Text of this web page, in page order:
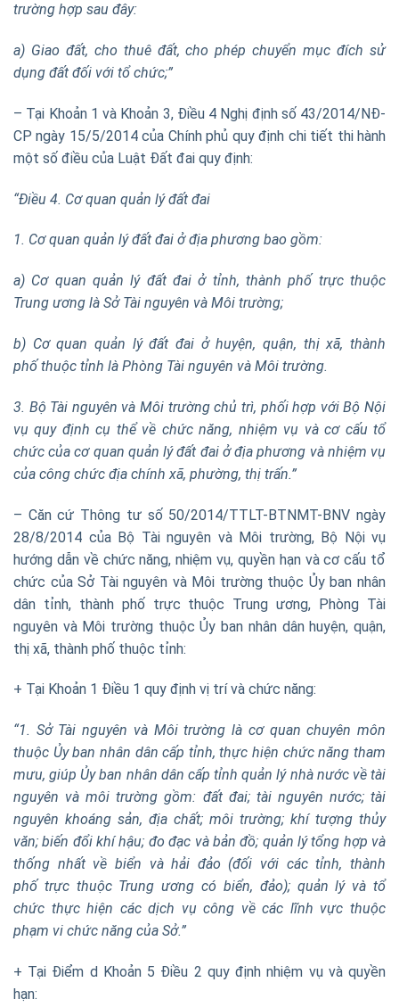
trường hợp sau đây:
a) Giao đất, cho thuê đất, cho phép chuyển mục đích sử
dụng đất đối với tổ chức;”
– Tại Khoản 1 và Khoản 3, Điều 4 Nghị định số 43/2014/NĐ-
CP ngày 15/5/2014 của Chính phủ quy định chi tiết thi hành
một số điều của Luật Đất đai quy định:
“Điều 4. Cơ quan quản lý đất đai
1. Cơ quan quản lý đất đai ở địa phương bao gồm:
a) Cơ quan quản lý đất đai ở tỉnh, thành phố trực thuộc
Trung ương là Sở Tài nguyên và Môi trường;
b) Cơ quan quản lýđất đai ở huyện, quận, thị xã, thành
phố thuộc tỉnh là Phòng Tài nguyên và Môi trường.
3. Bộ Tài nguyên và Môi trường chủ trì, phối hợp với Bộ Nội
vụ quy định cụ thể về chức năng, nhiệm vụ và cơ cấu tổ
chức của cơ quan quảnlý đất đai ở địa phương và nhiệm vụ
của công chức địa chính xã, phường, thị trấn.”
– Căn cứ Thông tư số 50/2014/TTLT-BTNMT-BNV ngày
28/8/2014 của Bộ Tài nguyên và Môi trường, Bộ Nội vụ
hướng dẫn về chức năng, nhiệm vụ, quyền hạn và cơ cấu tổ
chức của Sở Tài nguyên và Môi trường thuộc Ủy ban nhân
dân tỉnh, thành phố trực thuộc Trung ương, Phòng Tài
nguyên và Môi trường thuộc Ủy ban nhân dân huyện, quận,
thị xã, thành phố thuộc tỉnh:
+ Tại Khoản 1 Điều 1 quy định vị trí và chức năng:
“1. Sở Tài nguyên và Môi trường là cơ quan chuyên môn
thuộc Ủy ban nhân dân cấp tỉnh, thực hiện chức năng tham
mưu, giúp Ủy ban nhân dân cấp tỉnh quảnlýnhà nước về tài
nguyên và môi trường gồm: đất đai; tài nguyên nước; tài
nguyên khoáng sản, địa chất; môi trường; khí tượng thủy
văn; biến đổi khí hậu; đo đạc và bản đồ; quản lýtổng hợp và
thống nhất về biển và hải đảo (đối với các tỉnh, thành
phốtrực thuộc Trung ương có biển, đảo); quản lývà tổ
chức thực hiện các dịch vụ công về các lĩnh vực thuộc
phạm vi chức năng của Sở.”
+ Tại Điểm d Khoản 5 Điều 2 quy định nhiệm vụ và quyền
hạn: